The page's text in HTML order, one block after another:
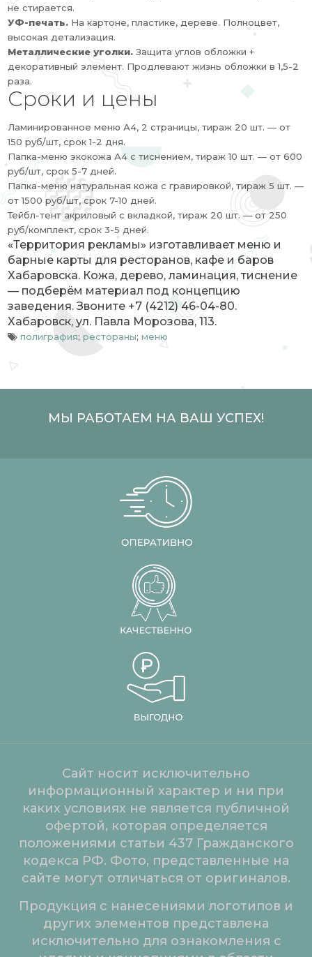
не стирается.
УФ-печать. На картоне, пластике, дереве. Полноцвет,
высокая детализация.
Металлические уголки. Защита углов обложки +
декоративный элемент. Продлевают жизнь обложки в 1,5-2
раза.
Сроки и цены
Ламинированное меню А4, 2 страницы, тираж 20 шт. — от
150 руб/шт, срок 1-2 дня.
Папка-меню экокожа А4 с тиснением, тираж 10 шт. — от 600
руб/шт, срок 5-7 дней.
Папка-меню натуральная кожа с гравировкой, тираж 5 шт. —
от 1500 руб/шт, срок 7-10 дней.
Тейбл-тент акриловый с вкладкой, тираж 20 шт. — от 250
руб/комплект, срок 3-5 дней.
«Территория рекламы» изготавливает меню и
барные карты для ресторанов, кафе и баров
Хабаровска. Кожа, дерево, ламинация, тиснение
— подберём материал под концепцию
заведения. Звоните +7 (4212) 46-04-80.
Хабаровск, ул. Павла Морозова, 113.
полиграфия;рестораны;меню
МЫ РАБОТАЕМ НА ВАШ УСПЕХ!
Сайт носит исключительно
информационный характер и ни при
каких условиях не является публичной
офертой, которая определяется
положениями статьи 437 Гражданского
кодекса РФ. Фото, представленные на
сайте могут отличаться от оригиналов.
Продукция с нанесениями логотипов и
других элементов представлена
исключительно для ознакомления с